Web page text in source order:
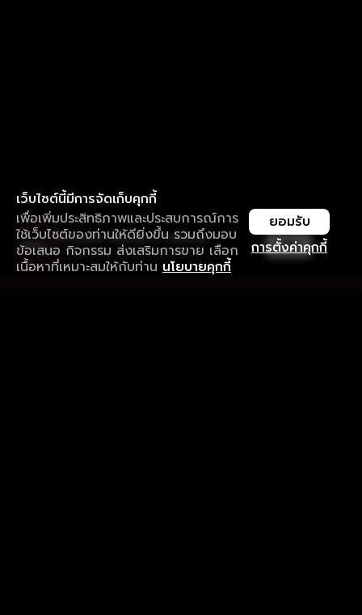
เว็บไซต์นี้มีการจัดเก็บคุกกี้
เพื่อเพิ่มประสิทธิภาพและประสบการณ์การ
ใช้เว็บไซต์ของท่านให้ดียิ่งขึ้น รวมถึงมอบ
ข้อเสนอ กิจกรรม ส่งเสริมการขาย เลือก
เนื้อหาที่เหมาะสมให้กับท่าน นโยบายคุกกี้
การตั้งค่าคุกกี้
ยอมรับ
ใช้งานแอป ลื่นไหลกว่า ไม่มีสะดุด
ดาวน์โหลดแอปเพื่อการรับชมที่ดีกว่า เปิด